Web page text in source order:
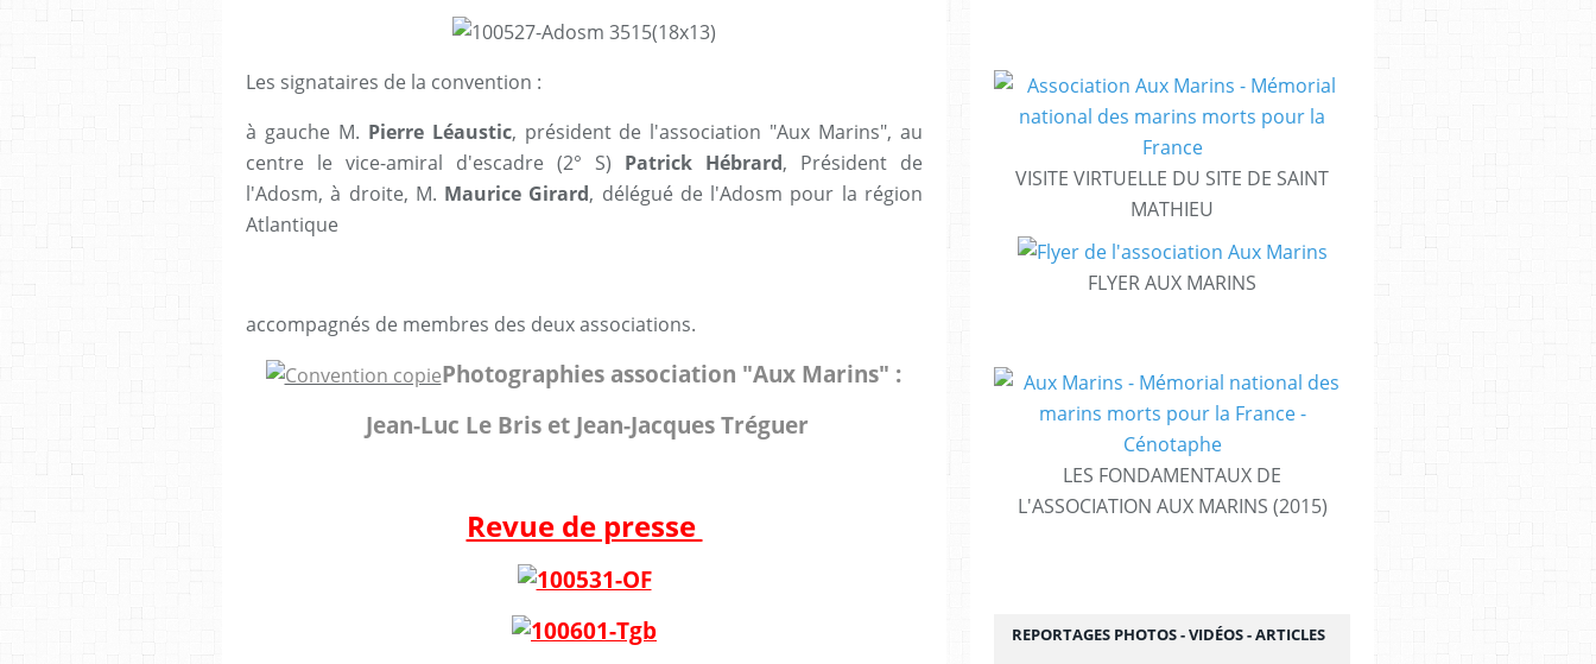
Les signataires de la convention :
à gauche M. Pierre Léaustic, président de l'association "Aux Marins", au
centre le vice-amiral d'escadre (2° S) Patrick Hébrard, Président de
l'Adosm, à droite, M. Maurice Girard, délégué de l'Adosm pour la région
Atlantique
accompagnés de membres des deux associations.
Photographies association "Aux Marins" :
Jean-Luc Le Bris et Jean-Jacques Tréguer
Revue de presse
VISITE VIRTUELLE DU SITE DE SAINT
MATHIEU
FLYER AUX MARINS
LES FONDAMENTAUX DE
L'ASSOCIATION AUX MARINS (2015)
REPORTAGES PHOTOS - VIDÉOS - ARTICLES